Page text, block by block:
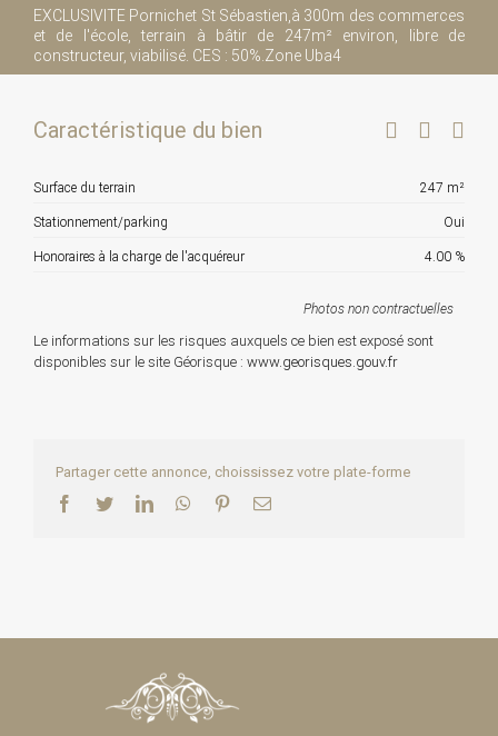
EXCLUSIVITE Pornichet St Sébastien,à 300m des commerces
et de l'école, terrain à bâtir de 247m² environ, libre de
constructeur, viabilisé. CES : 50%.Zone Uba4
Caractéristique du bien
Surface du terrain 247 m²
Stationnement/parking Oui
Honoraires à la charge de l'acquéreur 4.00 %
Photos non contractuelles
Le informations sur les risques auxquels ce bien est exposé sont
disponibles sur le site Géorisque : www.georisques.gouv.fr
Partager cette annonce, choississez votre plate-forme
Facebook
TwitterLinkedInWhatsApp
PinterestEmail